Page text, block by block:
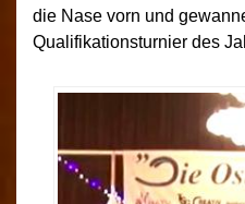
die Nase vorn und
Qualifikationsturnier des